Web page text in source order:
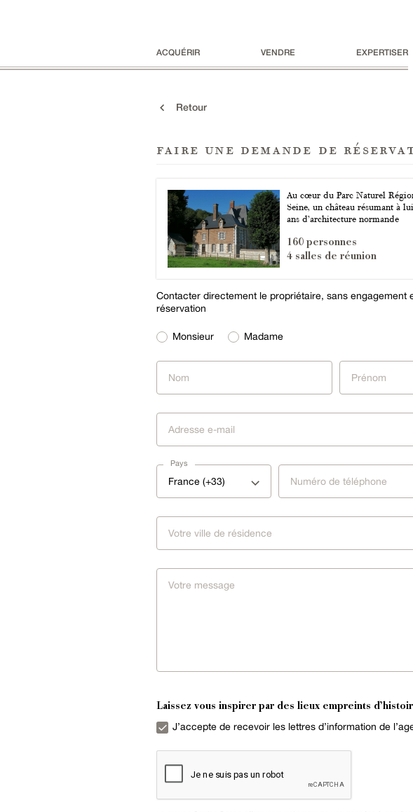
ACQUÉRIR VENDRE EXPERTISER
Retour
faire une demande de
Au cœur du Parc Naturel
Seine, un château résumant à
ans d’architecture normande
160 personnes
4 salles de réunion
Contacter directement le propriétaire, sans engagement
réservation
Monsieur Madame
Pays
France (+33)
Laissez vous inspirer par des lieux empreints
J’accepte de recevoir les lettres d’information de